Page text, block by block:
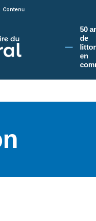
Conservatoire du littoral, vous
Contenu
50
de
en